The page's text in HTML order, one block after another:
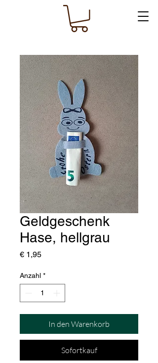
Geldgeschenk
Hase, hellgrau
€ 1,95Preis
Anzahl *
In den Warenkorb
Sofortkauf